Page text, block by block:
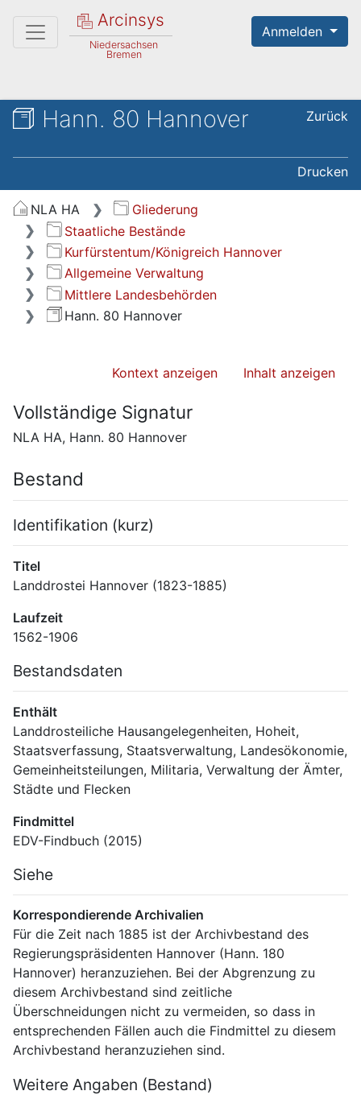
Arcinsys
Niedersachsen
Bremen
Anmelden
Hann. 80 Hannover Zurück
Drucken
NLA HA
Gliederung
Staatliche Bestände
Kurfürstentum/Königreich Hannover
Allgemeine Verwaltung
Mittlere Landesbehörden
Hann. 80 Hannover
Kontext anzeigen Inhalt anzeigen
Vollständige Signatur
NLA HA, Hann. 80 Hannover
Bestand
Identifikation (kurz)
Titel
Landdrostei Hannover (1823-1885)
Laufzeit
1562-1906
Bestandsdaten
Enthält
Landdrosteiliche Hausangelegenheiten, Hoheit,
Staatsverfassung, Staatsverwaltung, Landesökonomie,
Gemeinheitsteilungen, Militaria, Verwaltung der Ämter,
Städte und Flecken
Findmittel
EDV-Findbuch (2015)
Siehe
Korrespondierende Archivalien
Für die Zeit nach 1885 ist der Archivbestand des
Regierungspräsidenten Hannover (Hann. 180
Hannover) heranzuziehen. Bei der Abgrenzung zu
diesem Archivbestand sind zeitliche
Überschneidungen nicht zu vermeiden, so dass in
entsprechenden Fällen auch die Findmittel zu diesem
Archivbestand heranzuziehen sind.
Weitere Angaben (Bestand)